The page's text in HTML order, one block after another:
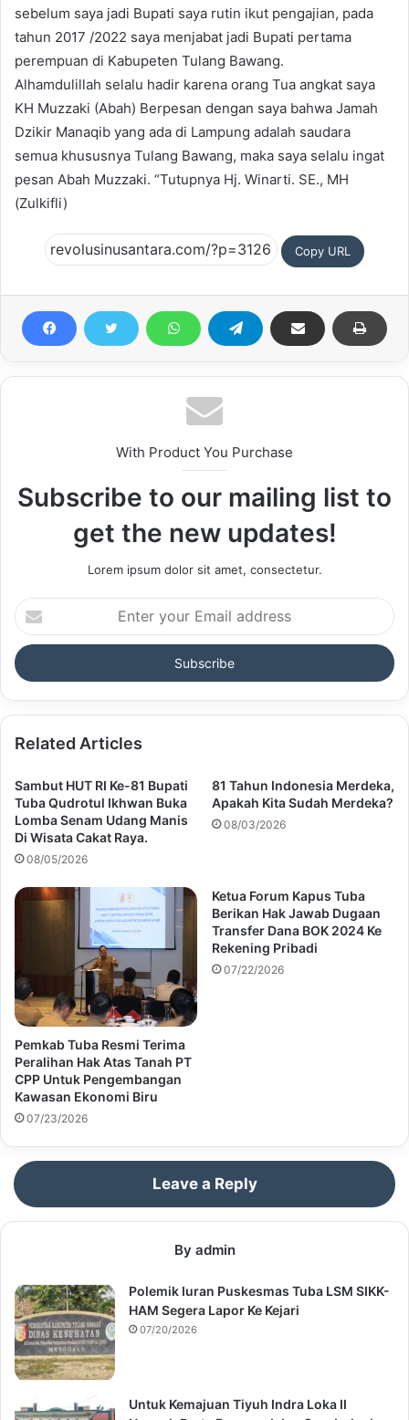
sebelum saya jadi Bupati saya rutin ikut pengajian, pada
tahun 2017 /2022 saya menjabat jadi Bupati pertama
perempuan di Kabupeten Tulang Bawang.
Alhamdulillah selalu hadir karena orang Tua angkat saya
KH Muzzaki (Abah) Berpesan dengan saya bahwa Jamah
Dzikir Manaqib yang ada di Lampung adalah saudara
semua khususnya Tulang Bawang, maka saya selalu ingat
pesan Abah Muzzaki. “Tutupnya Hj. Winarti. SE., MH
(Zulkifli)
Copy URL
With Product You Purchase
Subscribe to our mailing list to
get the new updates!
Lorem ipsum dolor sit amet, consectetur.
Enter
your
Email
address
Related Articles
Sambut HUT RI Ke-81 Bupati
Tuba Qudrotul Ikhwan Buka
Lomba Senam Udang Manis
Di Wisata Cakat Raya.
08/05/2026
81 Tahun Indonesia Merdeka,
Apakah Kita Sudah Merdeka?
08/03/2026
Pemkab Tuba Resmi Terima
Peralihan Hak Atas Tanah PT
CPP Untuk Pengembangan
Kawasan Ekonomi Biru
07/23/2026
Ketua Forum Kapus Tuba
Berikan Hak Jawab Dugaan
Transfer Dana BOK 2024 Ke
Rekening Pribadi
07/22/2026
Leave a Reply
By admin
Polemik Iuran Puskesmas Tuba LSM SIKK-
HAM Segera Lapor Ke Kejari
07/20/2026
Untuk Kemajuan Tiyuh Indra Loka II